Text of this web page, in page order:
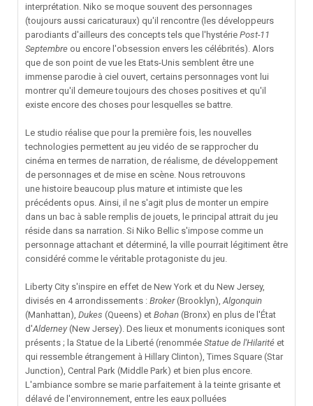
interprétation. Niko se moque souvent des personnages
(toujours aussi caricaturaux) qu'il rencontre (les développeurs
parodiants d'ailleurs des concepts tels que l'hystérie Post-11
Septembre ou encore l'obsession envers les célébrités). Alors
que de son point de vue les Etats-Unis semblent être une
immense parodie à ciel ouvert, certains personnages vont lui
montrer qu'il demeure toujours des choses positives et qu'il
existe encore des choses pour lesquelles se battre.
Le studio réalise que pour la première fois, les nouvelles
technologies permettent au jeu vidéo de se rapprocher du
cinéma en termes de narration, de réalisme, de développement
de personnages et de mise en scène. Nous retrouvons
une histoire beaucoup plus mature et intimiste que les
précédents opus. Ainsi, il ne s'agit plus de monter un empire
dans un bac à sable remplis de jouets, le principal attrait du jeu
réside dans sa narration. Si Niko Bellic s'impose comme un
personnage attachant et déterminé, la ville pourrait légitiment être
considéré comme le véritable protagoniste du jeu.
Liberty City s'inspire en effet de New York et du New Jersey,
divisés en 4 arrondissements : Broker(Brooklyn), Algonquin
(Manhattan), Dukes (Queens) et Bohan (Bronx) en plus de l'État
d'Alderney (New Jersey). Des lieux et monuments iconiques sont
présents ; la Statue de la Liberté (renommée Statue de l'Hilarité et
qui ressemble étrangement à Hillary Clinton), Times Square (Star
Junction), Central Park (Middle Park) et bien plus encore.
L'ambiance sombre se marie parfaitement à la teinte grisante et
délavé de l'environnement, entre les eaux polluées